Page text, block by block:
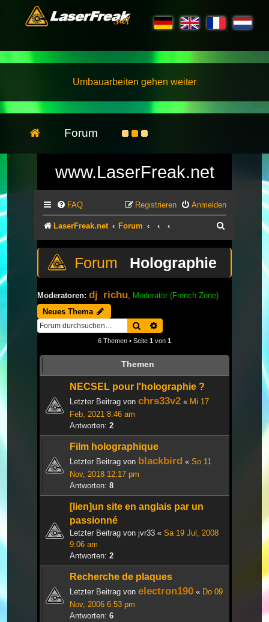
Umbauarbeiten gehen weiter
Forum
www.LaserFreak.net
FAQ Anmelden
Registrieren
LaserFreak.net Forum
Holographie
Moderatoren: dj_richu Moderator (French Zone)
Neues Thema
Suche
6 Themen • Seite 1 von 1
Themen
NECSEL pour l'holographie ?
Letzter Beitrag von chrs33v2 « Mi 17
Feb, 2021 8:46 am
Antworten: 2
Film holographique
Letzter Beitrag von blackbird « So 11
Nov, 2018 12:17 pm
Antworten: 8
[lien]un site en anglais par un
passionné
Letzter Beitrag von jvr33 « Sa 19 Jul, 2008
9:06 am
Antworten: 2
Recherche de plaques
Letzter Beitrag von electron190 « Do 09
Nov, 2006 6:53 pm
Antworten: 6